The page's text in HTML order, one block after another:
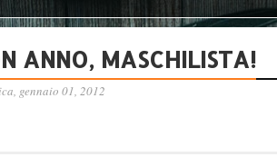
ANNO, MASCHILISTA!
gennaio 01, 2012